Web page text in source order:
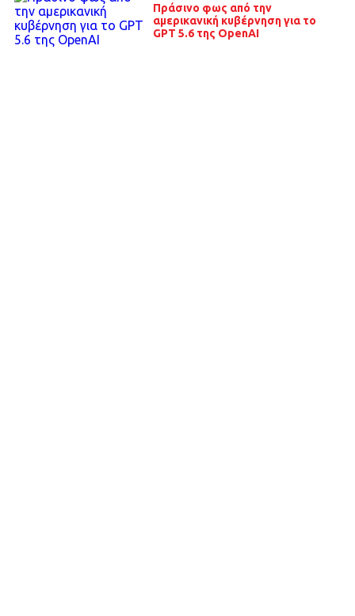
Πράσινο φως από την
αμερικανική κυβέρνηση για το
GPT 5.6 της OpenAI